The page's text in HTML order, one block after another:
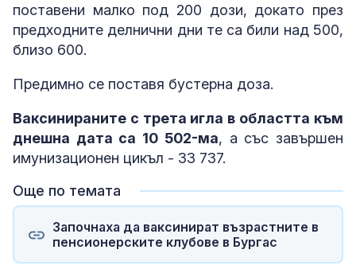
поставени малко под 200 дози, докато през
предходните делнични дни те са били над 500,
близо 600.
Предимно се поставя бустерна доза.
Ваксинираните с трета игла в областта към
днешна дата са 10 502-ма, а със завършен
имунизационен цикъл - 33 737.
Още по темата
Започнаха да ваксинират възрастните в
пенсионерските клубове в Бургас